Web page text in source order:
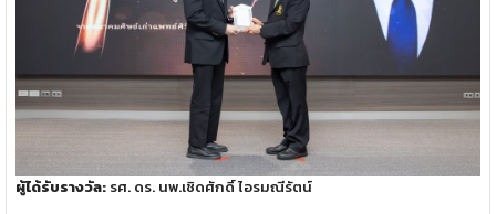
ผู้ได้รับรางวัล: รศ. ดร. นพ.เชิดศักดิ์ ไอรมณีรัตน์